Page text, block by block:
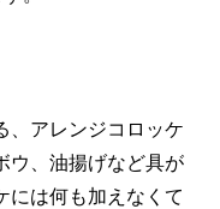
、アレンジコロッケ
ウ、油揚げなど具が
には何も加えなくて